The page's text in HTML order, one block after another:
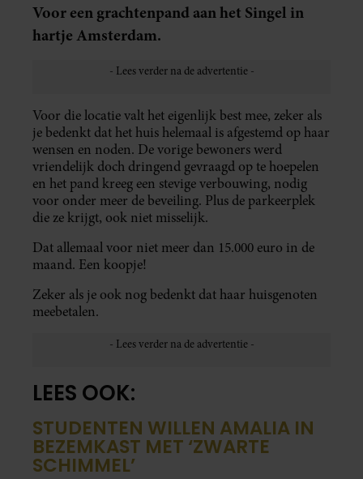
Voor een grachtenpand aan het Singel in
hartje Amsterdam.
Voor die locatie valt het eigenlijk best mee, zeker als
je bedenkt dat het huis helemaal is afgestemd op haar
wensen en noden. De vorige bewoners werd
vriendelijk doch dringend gevraagd op te hoepelen
en het pand kreeg een stevige verbouwing, nodig
voor onder meer de beveiling. Plus de parkeerplek
die ze krijgt, ook niet misselijk.
Dat allemaal voor niet meer dan 15.000 euro in de
maand. Een koopje!
Zeker als je ook nog bedenkt dat haar huisgenoten
meebetalen.
LEES OOK:
STUDENTEN WILLEN AMALIA IN
BEZEMKAST MET ‘ZWARTE
SCHIMMEL’